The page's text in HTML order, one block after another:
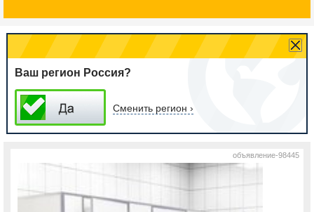
Ваш регион Россия?
Сменить регион ›
объявление-98445